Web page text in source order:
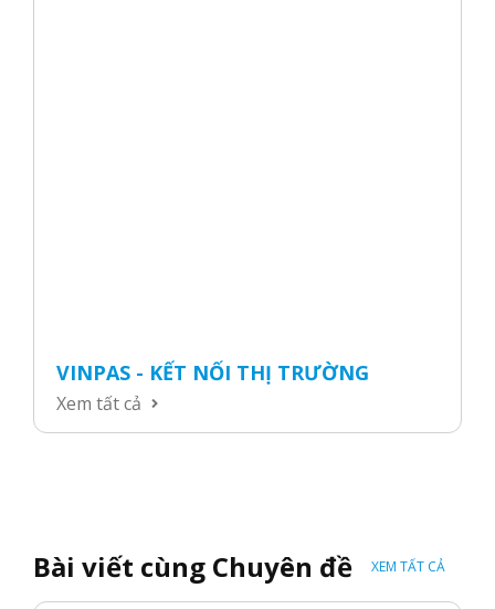
VINPAS - KẾT NỐI THỊ TRƯỜNG
Xem tất cả
Bài viết cùng Chuyên đề XEM TẤT CẢ